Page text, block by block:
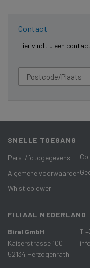
Contact
Hier vindt u een
SNELLE TOEGANG
Pers-/fotogegevens
Algemene voorwaarden
Whistleblower
FILIAAL NEDERLAND
Biral GmbH
Kaiserstrasse 100
52134 Herzogenrath
T